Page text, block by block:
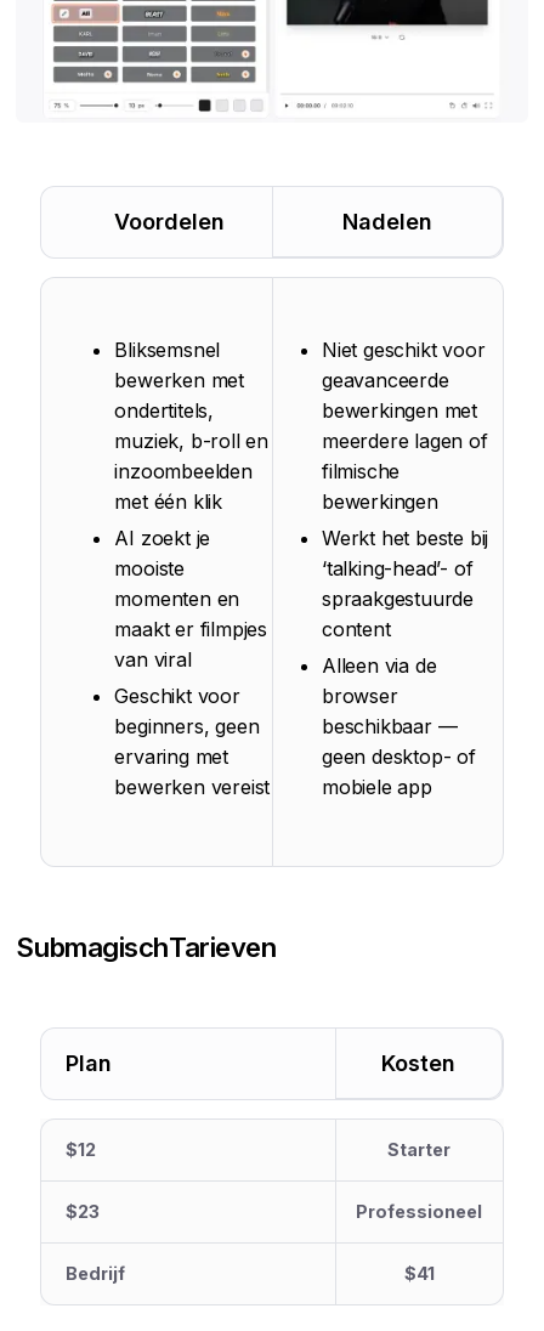
Voordelen Nadelen
Bliksemsnel
bewerken met
ondertitels,
muziek, b-roll en
inzoombeelden
met één klik
AI zoekt je
mooiste
momenten en
maakt er filmpjes
van viral
Geschikt voor
beginners, geen
ervaring met
bewerken vereist
Niet geschikt voor
geavanceerde
bewerkingen met
meerdere lagen of
filmische
bewerkingen
Werkt het beste bij
‘talking-head’- of
spraakgestuurde
content
Alleen via de
browser
beschikbaar —
geen desktop- of
mobiele app
SubmagischTarieven
Plan Kosten
$12 Starter
$23 Professioneel
Bedrijf $41